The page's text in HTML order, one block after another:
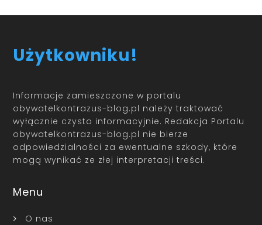
Użytkowniku!
Informacje zamieszczone w portalu
obywatelkontrazus-blog.pl należy traktować
wyłącznie czysto informacyjnie. Redakcja Portalu
obywatelkontrazus-blog.pl nie bierze
odpowiedzialności za ewentualne szkody, które
mogą wynikać ze złej interpretacji treści.
Menu
O nas